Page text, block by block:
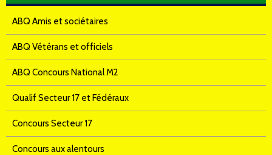
ABQ Amis et sociétaires
ABQ Vétérans et officiels
ABQ Concours National M2
Qualif Secteur 17 et Fédéraux
Concours Secteur 17
Concours aux alentours